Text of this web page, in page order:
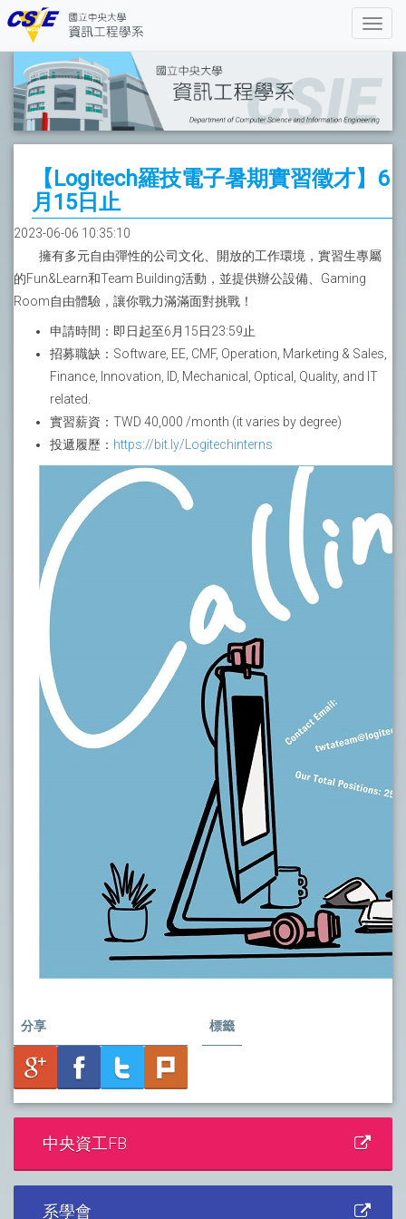
【Logitech羅技電子暑期實習徵才】6
月15日止
2023-06-06 10:35:10
擁有多元自由彈性的公司文化、開放的工作環境，實習生專屬
的Fun&Learn和Team Building活動，並提供辦公設備、Gaming
Room自由體驗，讓你戰力滿滿面對挑戰！
申請時間：即日起至6月15日23:59止
招募職缺：Software, EE, CMF, Operation, Marketing & Sales,
Finance, Innovation, ID, Mechanical, Optical, Quality, and IT
related.
實習薪資：TWD 40,000 /month (it varies by degree)
投遞履歷： https://bit.ly/Logitechinterns
分享 標籤
中央資工FB
系學會